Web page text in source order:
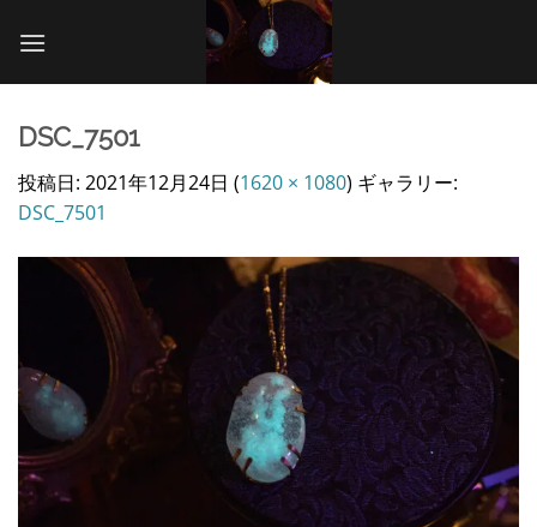
DSC_7501
投稿日: 2021年12月24日 (1620 × 1080) ギャラリー:
DSC_7501